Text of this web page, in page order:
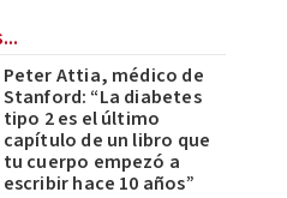
Peter Attia, médico de
Stanford: “La diabetes
tipo 2 es el último
capítulo de un libro que
tu cuerpo empezó a
escribir hace 10 años”